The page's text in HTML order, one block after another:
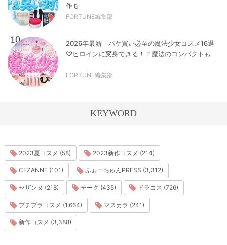
作も
FORTUNE編集部
10
2026年最新｜パケ買い必至の魔法少女コスメ16選
♡ヒロインに変身できる！？魔法のコンパクトも
FORTUNE編集部
KEYWORD
2023夏コスメ (58) 2023新作コスメ (214)
CEZANNE (101) ふぉーちゅんPRESS (3,312)
セザンヌ (218) チーク (435) ドラコス (726)
プチプラコスメ (1,664) マスカラ (241)
新作コスメ (3,388)